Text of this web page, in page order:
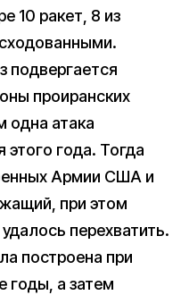
10 ракет, 8 из
подвергается
проиранских
одна атака
этого года. Тогда
Армии США и
при этом
перехватить.
построена при
годы, а затем